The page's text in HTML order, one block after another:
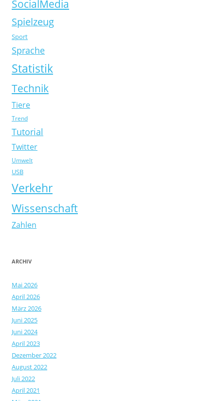
SocialMedia
Spielzeug
Sport
Sprache
Statistik
Technik
Tiere
Trend
Tutorial
Twitter
Umwelt
USB
Verkehr
Wissenschaft
Zahlen
ARCHIV
Mai 2026
April 2026
März 2026
Juni 2025
Juni 2024
April 2023
Dezember 2022
August 2022
Juli 2022
April 2021